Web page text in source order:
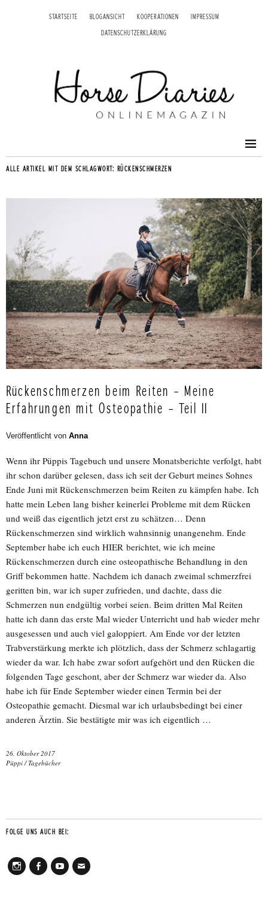
STARTSEITE BLOGANSICHT KOOPERATIONEN IMPRESSUM
DATENSCHUTZERKLÄRUNG
ALLE ARTIKEL MIT DEM SCHLAGWORT: RÜCKENSCHMERZEN
Rückenschmerzen beim Reiten – Meine
Erfahrungen mit Osteopathie – Teil II
Veröffentlicht von Anna
Wenn ihr Püppis Tagebuch und unsere Monatsberichte verfolgt, habt
ihr schon darüber gelesen, dass ich seit der Geburt meines Sohnes
Ende Juni mit Rückenschmerzen beim Reiten zu kämpfen habe. Ich
hatte mein Leben lang bisher keinerlei Probleme mit dem Rücken
und weiß das eigentlich jetzt erst zu schätzen… Denn
Rückenschmerzen sind wirklich wahnsinnig unangenehm. Ende
September habe ich euch HIER berichtet, wie ich meine
Rückenschmerzen durch eine osteopathische Behandlung in den
Griff bekommen hatte. Nachdem ich danach zweimal schmerzfrei
geritten bin, war ich super zufrieden, und dachte, dass die
Schmerzen nun endgültig vorbei seien. Beim dritten Mal Reiten
hatte ich dann das erste Mal wieder Unterricht und hab wieder mehr
ausgesessen und auch viel galoppiert. Am Ende vor der letzten
Trabverstärkung merkte ich plötzlich, dass der Schmerz schlagartig
wieder da war. Ich habe zwar sofort aufgehört und den Rücken die
folgenden Tage geschont, aber der Schmerz war wieder da. Also
habe ich für Ende September wieder einen Termin bei der
Osteopathie gemacht. Diesmal war ich urlaubsbedingt bei einer
anderen Ärztin. Sie bestätigte mir was ich eigentlich …
26. Oktober 2017
Püppi/Tagebücher
FOLGE UNS AUCH BEI: